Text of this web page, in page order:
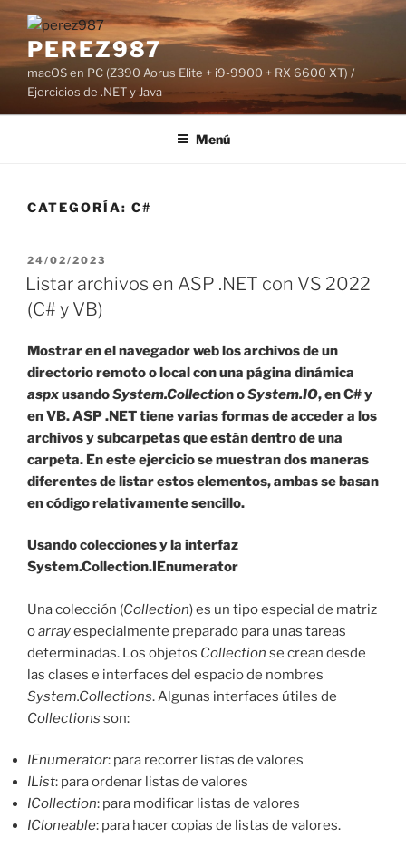
Saltar
contenido
PEREZ987
macOS en PC (Z390 Aorus Elite + i9-9900 + RX 6600 XT) /
Ejercicios de .NET y Java
Menú
CATEGORÍA: C#
PUBLICADO
EL
24/02/2023
Listar archivos en ASP .NET con VS 2022
(C# y VB)
Mostrar en el navegador web los archivos de un
directorio remoto o local con una página dinámica
aspxusandoSystem.Collection oSystem.IO, en C# y
en VB. ASP .NET tiene varias formas de acceder a los
archivos y subcarpetas que están dentro de una
carpeta. En este ejercicio se muestran dos maneras
diferentes de listar estos elementos, ambas se basan
en código relativamente sencillo.
Usando colecciones y la interfaz
System.Collection.IEnumerator
Una colección (Collection) es un tipo especial de matriz
oarrayespecialmente preparado para unas tareas
determinadas. Los objetos Collection se crean desde
las clases e interfaces del espacio de nombres
System.Collections. Algunas interfaces útiles de
Collections son:
IEnumerator: para recorrer listas de valores
IList: para ordenar listas de valores
ICollection: para modificar listas de valores
ICloneable: para hacer copias de listas de valores.